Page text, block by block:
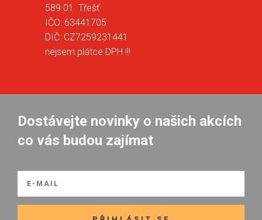
589 01 Třešť
IČO: 63441705
DIČ: CZ7259231441
nejsem plátce DPH !!!
Dostávejte novinky o našich akcích
co vás budou zajímat